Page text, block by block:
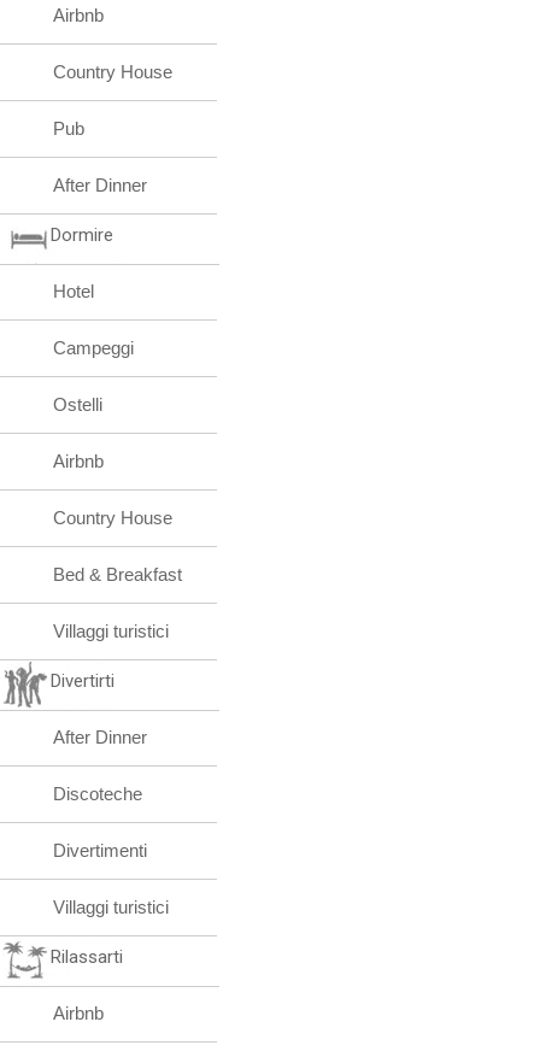
Airbnb
Country House
Pub
After Dinner
Dormire
Hotel
Campeggi
Ostelli
Airbnb
Country House
Bed & Breakfast
Villaggi turistici
Divertirti
After Dinner
Discoteche
Divertimenti
Villaggi turistici
Rilassarti
Airbnb